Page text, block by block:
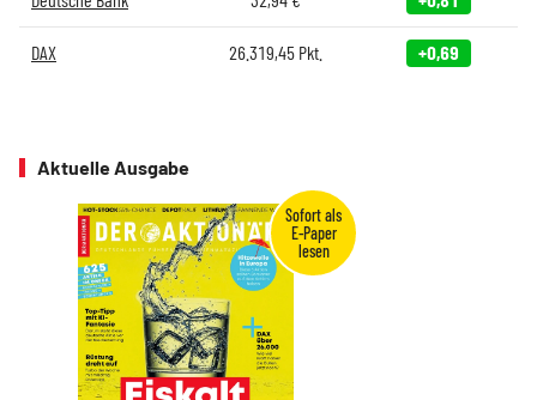
DAX 26.319,45 Pkt. +0,69
Aktuelle Ausgabe